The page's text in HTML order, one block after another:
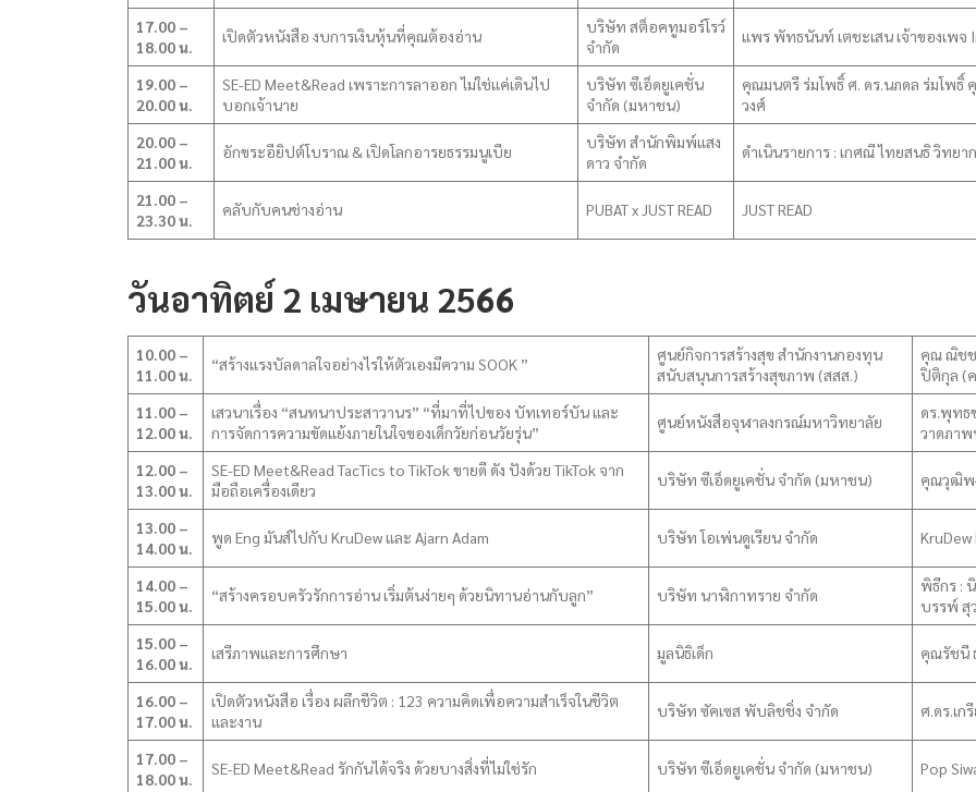
17.00 –
18.00 น.
เปิดตัวหนังสือ งบการเงินหุ้นที่คุณต้องอ่าน
บริษัท สต็อคทูมอร์โรว์
จำกัด
แพร พัทธนันท์ เตชะเสน เจ้าของเพจ
19.00 –
20.00 น.
SE-ED Meet&Read เพราะการลาออก ไม่ใช่แค่เดินไป
บอกเจ้านาย
บริษัท ซีเอ็ดยูเคชั่น
จำกัด (มหาชน)
คุณมนตรี ร่มโพธิ์ ศ. ดร.นภดล ร่มโพธิ์
วงศ์
20.00 –
21.00 น.
อักขระอียิปต์โบราณ & เปิดโลกอารยธรรมนูเบีย
บริษัท สำนักพิมพ์แสง
ดาว จำกัด
ดำเนินรายการ : เกศณี ไทยสนธิ วิทย
21.00 –
23.30 น.
คลับกับคนช่างอ่าน PUBAT x JUST READ JUST READ
วันอาทิตย์ 2 เมษายน 2566
10.00 –
11.00 น.
“สร้างแรงบัลดาลใจอย่างไรให้ตัวเองมีความ SOOK ”
ศูนย์กิจการสร้างสุข สำนักงานกองทุน
สนับสนุนการสร้างสุขภาพ (สสส.)
คุณ ณิชช
ปิติกุล (
11.00 –
12.00 น.
เสวนาเรื่อง “สนทนาประสาวานร” “ที่มาที่ไปของ บัทเทอร์บัน และ
การจัดการความขัดแย้งภายในใจของเด็กวัยก่อนวัยรุ่น”
ศูนย์หนังสือจุฬาลงกรณ์มหาวิทยาลัย
ดร.พุทธ
วาดภา
12.00 –
13.00 น.
SE-ED Meet&Read TacTics to TikTok ขายดี ดัง ปังด้วย TikTok จาก
มือถือเครื่องเดียว
บริษัท ซีเอ็ดยูเคชั่น จำกัด (มหาชน) คุณวุฒิพ
13.00 –
14.00 น.
พูด Eng มันส์ไปกับ KruDew และ Ajarn Adam บริษัท โอเพ่นดูเรียน จำกัด KruDew
14.00 –
15.00 น.
“สร้างครอบครัวรักการอ่าน เริ่มต้นง่ายๆ ด้วยนิทานอ่านกับลูก” บริษัท นาฬิกาทราย จำกัด
พิธีกร :
บรรพ์ สุ
15.00 –
16.00 น.
เสรีภาพและการศึกษา มูลนิธิเด็ก คุณรัชนี
16.00 –
17.00 น.
เปิดตัวหนังสือ เรื่อง ผลึกชีวิต : 123 ความคิดเพื่อความสำเร็จในชีวิต
และงาน
บริษัท ซัคเซส พับลิชชิ่ง จำกัด ศ.ดร.เก
17.00 –
18.00 น.
SE-ED Meet&Read รักกันได้จริง ด้วยบางสิ่งที่ไม่ใช่รัก บริษัท ซีเอ็ดยูเคชั่น จำกัด (มหาชน) Pop